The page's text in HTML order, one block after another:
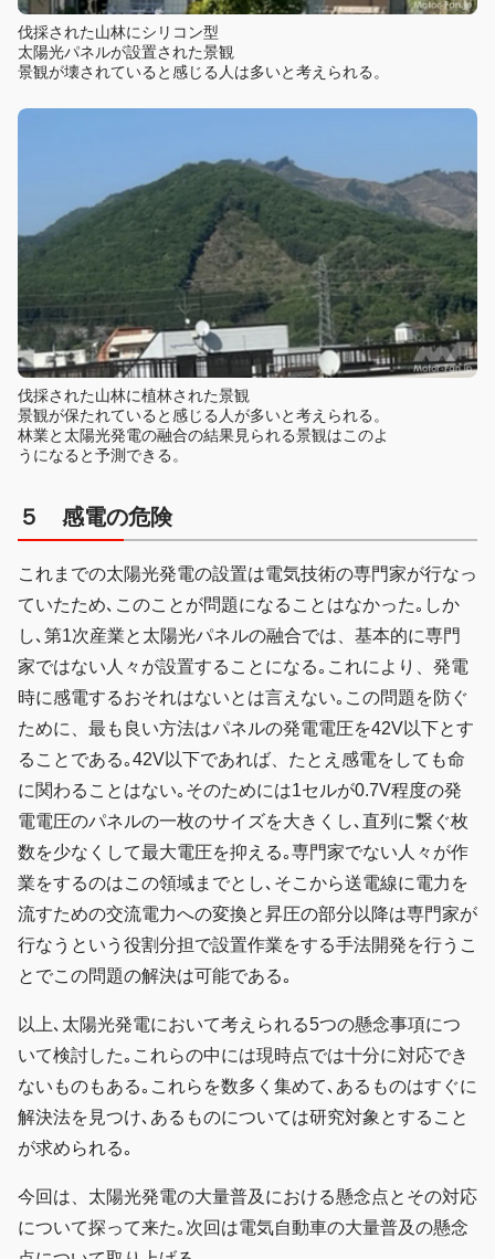
伐採された山林にシリコン型
太陽光パネルが設置された景観
景観が壊されていると感じる人は多いと考えられる。
伐採された山林に植林された景観
景観が保たれていると感じる人が多いと考えられる。
林業と太陽光発電の融合の結果見られる景観はこのよ
うになると予測できる。
５ 感電の危険
これまでの太陽光発電の設置は電気技術の専門家が行なっ
ていたため､このことが問題になることはなかった｡しか
し､第1次産業と太陽光パネルの融合では、基本的に専門
家ではない人々が設置することになる｡これにより、発電
時に感電するおそれはないとは言えない｡この問題を防ぐ
ために、最も良い方法はパネルの発電電圧を42V以下とす
ることである｡42V以下であれば、たとえ感電をしても命
に関わることはない｡そのためには1セルが0.7V程度の発
電電圧のパネルの一枚のサイズを大きくし､直列に繋ぐ枚
数を少なくして最大電圧を抑える｡専門家でない人々が作
業をするのはこの領域までとし､そこから送電線に電力を
流すための交流電力への変換と昇圧の部分以降は専門家が
行なうという役割分担で設置作業をする手法開発を行うこ
とでこの問題の解決は可能である｡
以上､太陽光発電において考えられる5つの懸念事項につ
いて検討した｡これらの中には現時点では十分に対応でき
ないものもある｡これらを数多く集めて､あるものはすぐに
解決法を見つけ､あるものについては研究対象とすること
が求められる｡
今回は、太陽光発電の大量普及における懸念点とその対応
について探って来た｡次回は電気自動車の大量普及の懸念